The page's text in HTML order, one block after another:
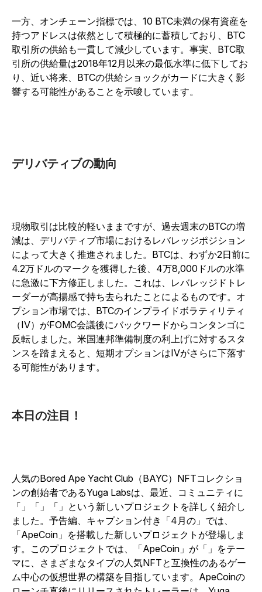
一方、オンチェーン指標では、10 BTC未満の保有資産を
持つアドレスは依然として積極的に蓄積しており、BTC
取引所の供給も一貫して減少しています。事実、BTC取
引所の供給量は2018年12月以来の最低水準に低下してお
り、近い将来、BTCの供給ショックがカードに大きく影
響する可能性があることを示唆しています。
デリバティブの動向
現物取引は比較的軽いままですが、過去週末のBTCの増
減は、デリバティブ市場におけるレバレッジポジション
によって大きく推進されました。BTCは、わずか2日前に
4.2万ドルのマークを獲得した後、4万8,000ドルの水準
に急激に下方修正しました。これは、レバレッジドトレ
ーダーが高揚感で持ち去られたことによるものです。オ
プション市場では、BTCのインプライドボラティリティ
（IV）がFOMC会議後にバックワードからコンタンゴに
反転しました。米国連邦準備制度の利上げに対するスタ
ンスを踏まえると、短期オプションはIVがさらに下落す
る可能性があります。
本日の注目！
人気のBored Ape Yacht Club（BAYC）NFTコレクショ
ンの創始者であるYuga Labsは、最近、コミュニティに
「」「」「」という新しいプロジェクトを詳しく紹介し
ました。予告編、キャプション付き「4月の」では、
「ApeCoin」を搭載した新しいプロジェクトが登場しま
す。このプロジェクトでは、「ApeCoin」が「」をテー
マに、さまざまなタイプの人気NFTと互換性のあるゲー
ム中心の仮想世界の構築を目指しています。ApeCoinの